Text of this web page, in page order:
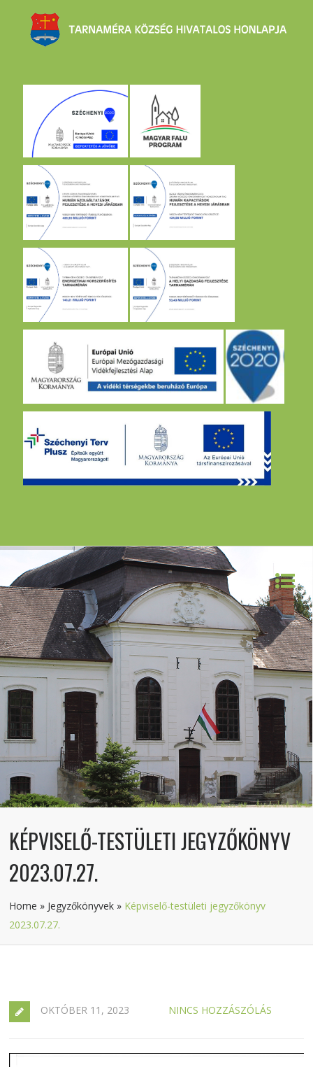
KÉPVISELŐ-TESTÜLETI JEGYZŐKÖNYV
2023.07.27.
Home » Jegyzőkönyvek » Képviselő-testületi jegyzőkönyv
2023.07.27.
OKTÓBER 11, 2023 NINCS HOZZÁSZÓLÁS